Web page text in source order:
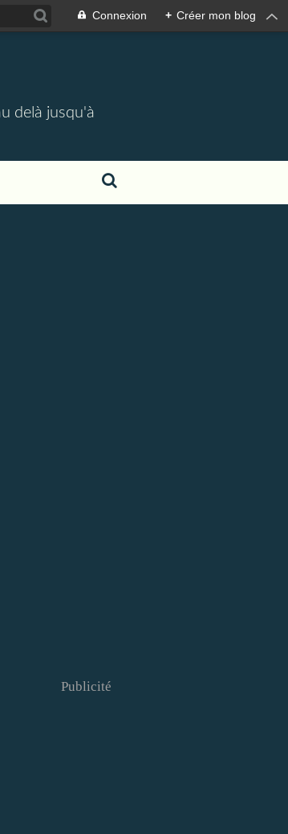
Connexion + Créer mon blog
delà jusqu'à
Publicité